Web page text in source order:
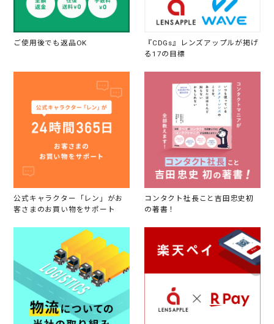
ご使用後でも返品OK
『CDGs』レンズアップルが掲げ
る17の目標
公式キャラクター「レン」がお
客さまのお買い物をサポート
コンタクト社長こと吉田忠史初
の著書！